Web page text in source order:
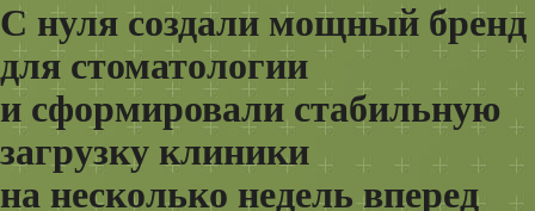
С нуля создали мощный бренд
для стоматологии
и сформировали стабильную
загрузку клиники
на несколько недель вперед